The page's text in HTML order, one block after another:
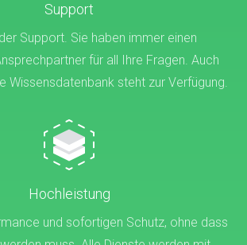
Support
Support. Sie haben immer einen
für all Ihre Fragen. Auch
Wissensdatenbank steht zur Verfügung.
Hochleistung
und sofortigen Schutz, ohne dass